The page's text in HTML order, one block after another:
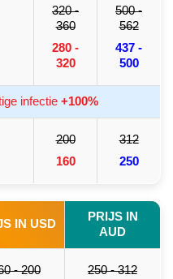
320 -
360
280 -
320
500 -
562
437 -
500
infectie +100%
200
160
312
250
IN USD
PRIJS IN
AUD
- 200
250 - 312